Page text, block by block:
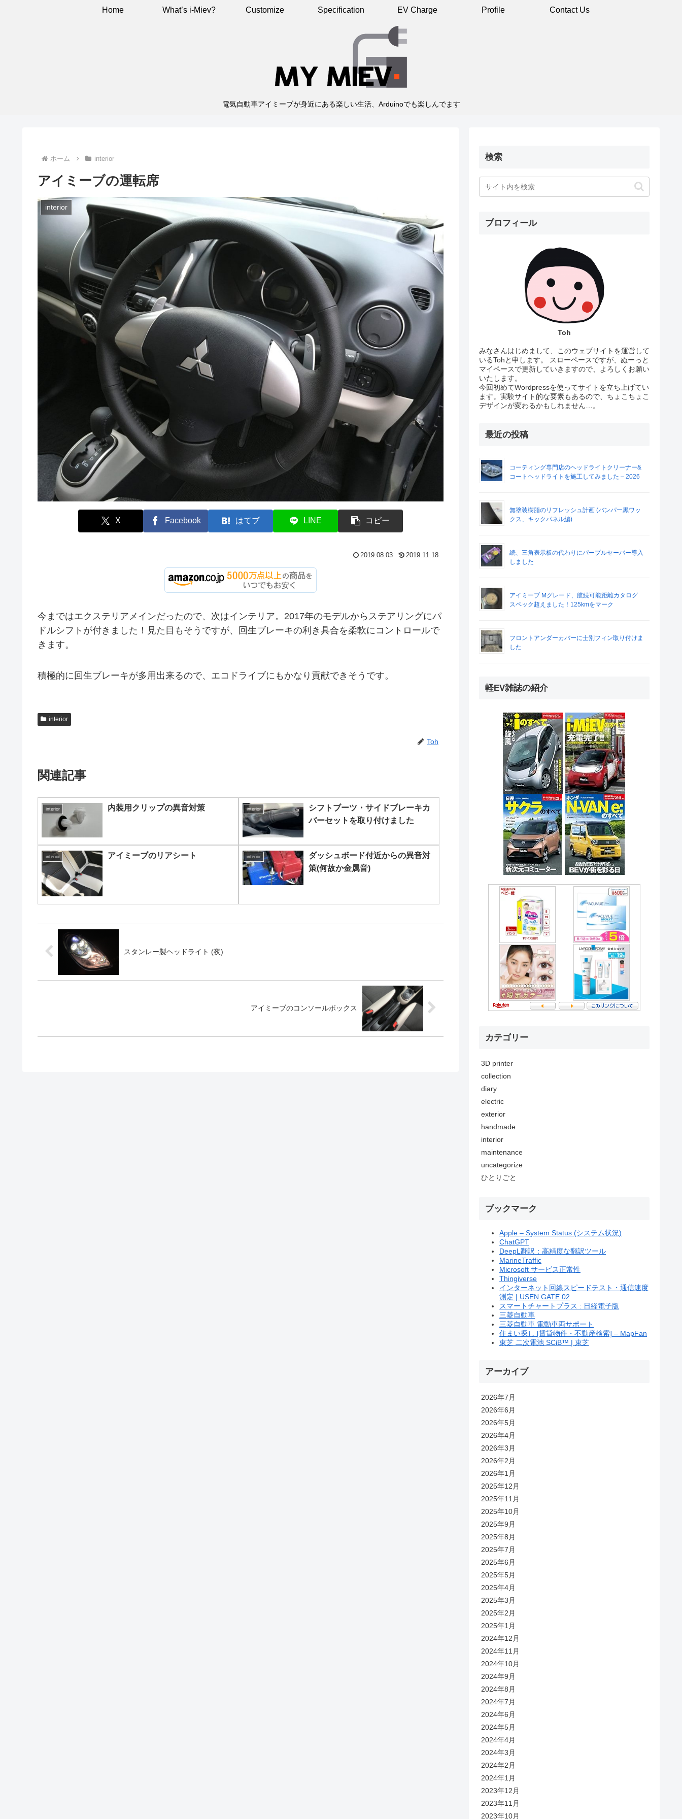
電気自動車アイミーブが身近にある楽しい生活、Arduinoでも楽しんでます
Home What’s i-Miev? Customize Specification EV Charge Profile Contact Us
ホーム interior
アイミーブの運転席
interior
X Facebook はてブ LINE コピー
2019.08.03 2019.11.18
今まではエクステリアメインだったので、次はインテリア。2017年のモデルからステアリングにパ
ドルシフトが付きました！見た目もそうですが、回生ブレーキの利き具合を柔軟にコントロールで
きます。
積極的に回生ブレーキが多用出来るので、エコドライブにもかなり貢献できそうです。
interior
Toh
関連記事
interior 内装用クリップの異音対策 interior
シフトブーツ・サイドブレーキカ
バーセットを取り付けました
interior アイミーブのリアシート interior
ダッシュボード付近からの異音対
策(何故か金属音)
スタンレー製ヘッドライト (夜)
アイミーブのコンソールボックス
検索
プロフィール
Toh
みなさんはじめまして、このウェブサイトを運営して
いるTohと申します。 スローペースですが、ぬーっと
マイペースで更新していきますので、よろしくお願い
いたします。
今回初めてWordpressを使ってサイトを立ち上げてい
ます。実験サイト的な要素もあるので、ちょこちょこ
デザインが変わるかもしれません…。
最近の投稿
コーティング専門店のヘッドライトクリーナー&
コートヘッドライトを施工してみました – 2026
無塗装樹脂のリフレッシュ計画 (バンパー黒ワッ
クス、キックパネル編)
続、三角表示板の代わりにパープルセーバー導入
しました
アイミーブ Mグレード、航続可能距離カタログ
スペック超えました！125kmをマーク
フロントアンダーカバーに士別フィン取り付けま
した
軽EV雑誌の紹介
カテゴリー
3D printer
collection
diary
electric
exterior
handmade
interior
maintenance
uncategorize
ひとりごと
ブックマーク
Apple – System Status (システム状況)
ChatGPT
DeepL翻訳：高精度な翻訳ツール
MarineTraffic
Microsoft サービス正常性
Thingiverse
インターネット回線スピードテスト・通信速度
測定 | USEN GATE 02
スマートチャートプラス : 日経電子版
三菱自動車
三菱自動車 電動車両サポート
住まい探し [賃貸物件・不動産検索] – MapFan
東芝 二次電池 SCiB™ | 東芝
アーカイブ
2026年7月
2026年6月
2026年5月
2026年4月
2026年3月
2026年2月
2026年1月
2025年12月
2025年11月
2025年10月
2025年9月
2025年8月
2025年7月
2025年6月
2025年5月
2025年4月
2025年3月
2025年2月
2025年1月
2024年12月
2024年11月
2024年10月
2024年9月
2024年8月
2024年7月
2024年6月
2024年5月
2024年4月
2024年3月
2024年2月
2024年1月
2023年12月
2023年11月
2023年10月